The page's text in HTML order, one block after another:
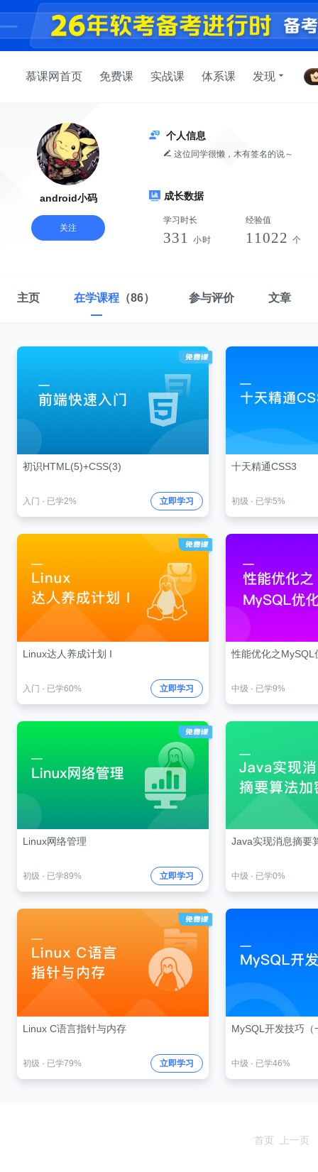
慕课网首页 免费课 实战课 体系课 发现
android小码
关注
个人信息
这位同学很懒，木有签名的说～
成长数据
学习时长
331 小时
经验值
11022 个
主页 在学课程 （86） 参与评价 文章
初识HTML(5)+CSS(3)
入门 · 已学2% 立即学习
十天精通CSS3
初级 · 已学5%
Linux达人养成计划 I
入门 · 已学60% 立即学习
性能优化之MySQL
中级 · 已学9%
Linux网络管理
初级 · 已学89% 立即学习
Java实现消息摘要
中级 · 已学0%
Linux C语言指针与内存
初级 · 已学79% 立即学习
MySQL开发技巧（
中级 · 已学46%
首页 上一页